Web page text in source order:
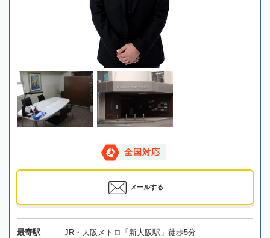
全国対応
メールする
最寄駅 JR・大阪メトロ「新大阪駅」徒歩5分